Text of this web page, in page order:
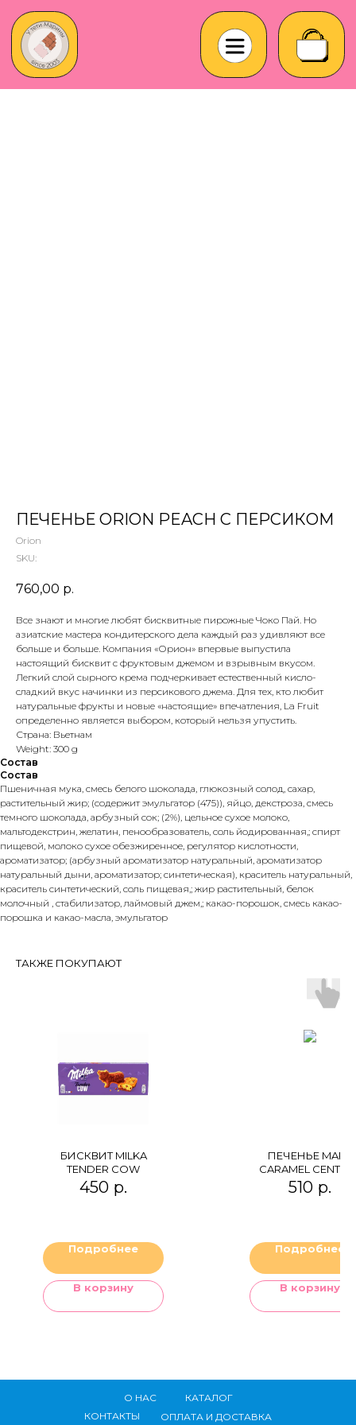
ПЕЧЕНЬЕ ORION PEACH С ПЕРСИКОМ
Orion
SKU:
760,00 р.
Все знают и многие любят бисквитные пирожные Чоко Пай. Но
азиатские мастера кондитерского дела каждый раз удивляют все
больше и больше. Компания «Орион» впервые выпустила
настоящий бисквит с фруктовым джемом и взрывным вкусом.
Легкий слой сырного крема подчеркивает естественный кисло-
сладкий вкус начинки из персикового джема. Для тех, кто любит
натуральные фрукты и новые «настоящие» впечатления, La Fruit
определенно является выбором, который нельзя упустить.
Страна: Вьетнам
Weight: 300 g
Состав
Состав
Пшеничная мука, смесь белого шоколада, глюкозный солод, сахар,
растительный жир; (содержит эмульгатор (475)), яйцо, декстроза, смесь
темного шоколада, арбузный сок; (2%), цельное сухое молоко,
мальтодекстрин, желатин, пенообразователь, соль йодированная,; спирт
пищевой, молоко сухое обезжиренное, регулятор кислотности,
ароматизатор; (арбузный ароматизатор натуральный, ароматизатор
натуральный дыни, ароматизатор; синтетическая), краситель натуральный,
краситель синтетический, соль пищевая,; жир растительный, белок
молочный , стабилизатор, лаймовый джем,; какао-порошок, смесь какао-
порошка и какао-масла, эмульгатор
ТАКЖЕ ПОКУПАЮТ
БИСКВИТ MILKA
TENDER COW
450 р.
Подробнее
В корзину
ПЕЧЕНЬЕ MARS
CARAMEL
510 р.
Подробнее
В корзину
О НАС
КАТАЛОГ
ОПЛАТА И ДОСТАВКА
КОНТАКТЫ